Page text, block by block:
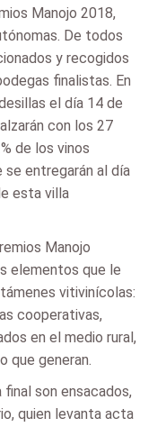
Manojo 2018,
De todos
y recogidos
finalistas. En
el día 14 de
con los 27
de los vinos
se entregarán al día
esta villa
Manojo
elementos que le
vitivinícolas:
cooperativas,
en el medio rural,
que generan.
son ensacados,
quien levanta acta